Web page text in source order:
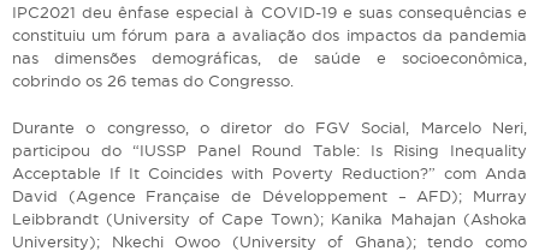
IPC2021 deu ênfase especial à COVID-19 e suas consequências e
constituiu um fórum para a avaliação dos impactos da pandemia
nas dimensões demográficas, de saúde e socioeconômica,
cobrindo os 26 temas do Congresso.
Durante o congresso, o diretor do FGV Social, Marcelo Neri,
participou do “IUSSP Panel Round Table: Is Rising Inequality
Acceptable If It Coincides with Poverty Reduction?” com Anda
David (Agence Française de Développement – AFD); Murray
Leibbrandt (University of Cape Town); Kanika Mahajan (Ashoka
University); Nkechi Owoo (University of Ghana); tendo como